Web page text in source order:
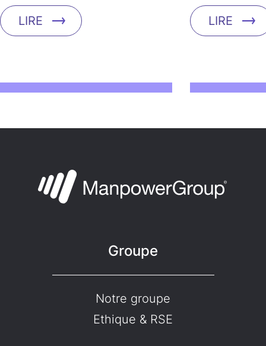
LIRE
LIRE
Groupe
Notre groupe
Ethique & RSE